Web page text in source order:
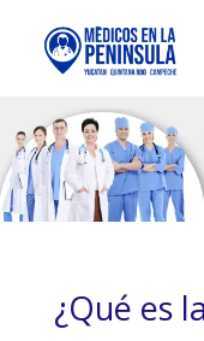
¿Qué es